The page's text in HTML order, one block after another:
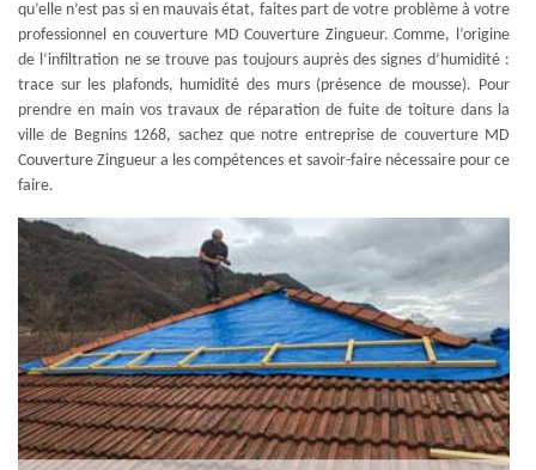
qu’elle n’est pas si en mauvais état, faites part de votre problème à votre
professionnel en couverture MD Couverture Zingueur. Comme, l’origine
de l’infiltration ne se trouve pas toujours auprès des signes d’humidité :
trace sur les plafonds, humidité des murs (présence de mousse). Pour
prendre en main vos travaux de réparation de fuite de toiture dans la
ville de Begnins 1268, sachez que notre entreprise de couverture MD
Couverture Zingueur a les compétences et savoir-faire nécessaire pour ce
faire.